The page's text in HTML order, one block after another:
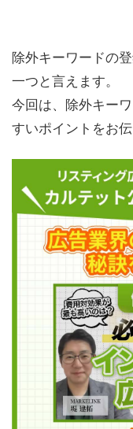
お問い合わせ
除外キーワードの
一つと言えます。
今回は、除外キー
すいポイントをお伝